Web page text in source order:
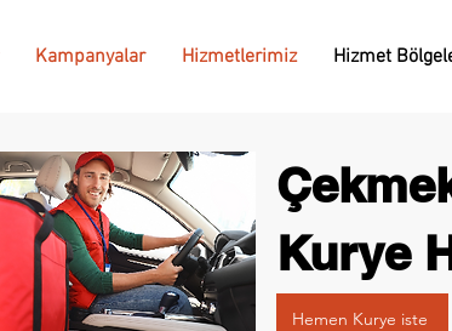
Kampanyalar Hizmetlerimiz Hizmet
Kurye
Hemen Kurye iste